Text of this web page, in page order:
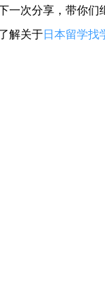
次分享，带你们
解关于日本留学找